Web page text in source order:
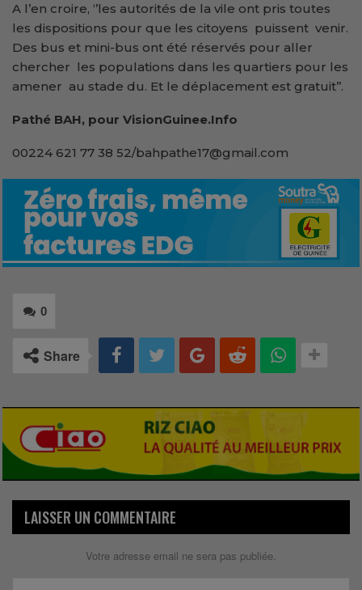
A l’en croire, ‘’les autorités de la vile ont pris toutes
les dispositions pour que les citoyens puissent venir.
Des bus et mini-bus ont été réservés pour aller
chercher les populations dans les quartiers pour les
amener au stade du. Et le déplacement est gratuit’’.
Pathé BAH, pour VisionGuinee.Info
00224 621 77 38 52/bahpathe17@gmail.com
0
Share
LAISSER UN COMMENTAIRE
Votre adresse email ne sera pas publiée.